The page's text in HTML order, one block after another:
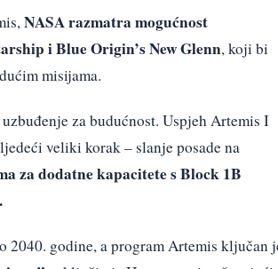
NASA razmatra mogućnost
i Blue Origin’s New Glenn, koji bi
misijama.
za budućnost. Uspjeh Artemis I
veliki korak – slanje posade na
za dodatne kapacitete s Block 1B
2040. godine, a program Artemis ključan